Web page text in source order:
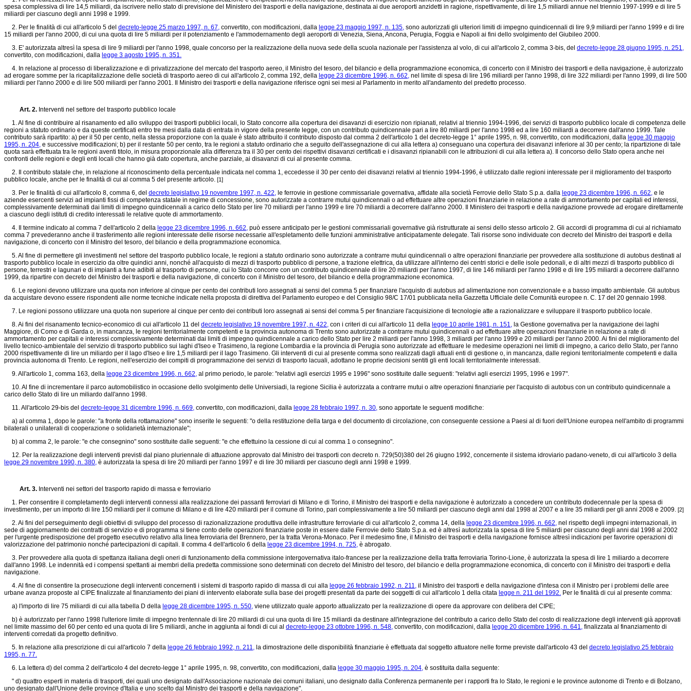
spesa complessiva di lire 14,5 miliardi, da iscrivere nello stato di previsione del Ministero dei trasporti e della navigazione, destinata ai due aeroporti anzidetti in ragione, rispettivamente, di lire 1,5 miliardi annue nel triennio 1997-1999 e di lire 5
miliardi per ciascuno degli anni 1998 e 1999.
2. Per le finalità di cui all'articolo 5 del decreto-legge 25 marzo 1997, n. 67, convertito, con modificazioni, dalla legge 23 maggio 1997, n. 135, sono autorizzati gli ulteriori limiti di impegno quindicennali di lire 9,9 miliardi per l'anno 1999 e di lire
15 miliardi per l'anno 2000, di cui una quota di lire 5 miliardi per il potenziamento e l'ammodernamento degli aeroporti di Venezia, Siena, Ancona, Perugia, Foggia e Napoli ai fini dello svolgimento del Giubileo 2000.
3. E' autorizzata altresì la spesa di lire 9 miliardi per l'anno 1998, quale concorso per la realizzazione della nuova sede della scuola nazionale per l'assistenza al volo, di cui all'articolo 2, comma 3-bis, del decreto-legge 28 giugno 1995, n. 251,
convertito, con modificazioni, dalla legge 3 agosto 1995, n. 351.
4. In relazione al processo di liberalizzazione e di privatizzazione del mercato del trasporto aereo, il Ministro del tesoro, del bilancio e della programmazione economica, di concerto con il Ministro dei trasporti e della navigazione, è autorizzato
ad erogare somme per la ricapitalizzazione delle società di trasporto aereo di cui all'articolo 2, comma 192, della legge 23 dicembre 1996, n. 662, nel limite di spesa di lire 196 miliardi per l'anno 1998, di lire 322 miliardi per l'anno 1999, di lire 500
miliardi per l'anno 2000 e di lire 500 miliardi per l'anno 2001. Il Ministro dei trasporti e della navigazione riferisce ogni sei mesi al Parlamento in merito all'andamento del predetto processo.
Art. 2. Interventi nel settore del trasporto pubblico locale
1. Al fine di contribuire al risanamento ed allo sviluppo dei trasporti pubblici locali, lo Stato concorre alla copertura dei disavanzi di esercizio non ripianati, relativi al triennio 1994-1996, dei servizi di trasporto pubblico locale di competenza delle
regioni a statuto ordinario e da queste certificati entro tre mesi dalla data di entrata in vigore della presente legge, con un contributo quindicennale pari a lire 80 miliardi per l'anno 1998 ed a lire 160 miliardi a decorrere dall'anno 1999. Tale
contributo sarà ripartito: a) per il 50 per cento, nella stessa proporzione con la quale è stato attribuito il contributo disposto dal comma 2 dell'articolo 1 del decreto-legge 1° aprile 1995, n. 98, convertito, con modificazioni, dalla legge 30 maggio
1995, n. 204, e successive modificazioni; b) per il restante 50 per cento, tra le regioni a statuto ordinario che a seguito dell'assegnazione di cui alla lettera a) conseguano una copertura dei disavanzi inferiore al 30 per cento; la ripartizione di tale
quota sarà effettuata tra le regioni aventi titolo, in misura proporzionale alla differenza tra il 30 per cento dei rispettivi disavanzi certificati e i disavanzi ripianabili con le attribuzioni di cui alla lettera a). Il concorso dello Stato opera anche nei
confronti delle regioni e degli enti locali che hanno già dato copertura, anche parziale, ai disavanzi di cui al presente comma.
2. Il contributo statale che, in relazione al riconoscimento della percentuale indicata nel comma 1, eccedesse il 30 per cento dei disavanzi relativi al triennio 1994-1996, è utilizzato dalle regioni interessate per il miglioramento del trasporto
pubblico locale, anche per le finalità di cui al comma 5 del presente articolo. [1]
3. Per le finalità di cui all'articolo 8, comma 6, del decreto legislativo 19 novembre 1997, n. 422, le ferrovie in gestione commissariale governativa, affidate alla società Ferrovie dello Stato S.p.a. dalla legge 23 dicembre 1996, n. 662, e le
aziende esercenti servizi ad impianti fissi di competenza statale in regime di concessione, sono autorizzate a contrarre mutui quindicennali o ad effettuare altre operazioni finanziarie in relazione a rate di ammortamento per capitali ed interessi,
complessivamente determinati dai limiti di impegno quindicennali a carico dello Stato per lire 70 miliardi per l'anno 1999 e lire 70 miliardi a decorrere dall'anno 2000. Il Ministero dei trasporti e della navigazione provvede ad erogare direttamente
a ciascuno degli istituti di credito interessati le relative quote di ammortamento.
4. Il termine indicato al comma 7 dell'articolo 2 della legge 23 dicembre 1996, n. 662, può essere anticipato per le gestioni commissariali governative già ristrutturate ai sensi dello stesso articolo 2. Gli accordi di programma di cui al richiamato
comma 7 prevederanno anche il trasferimento alle regioni interessate delle risorse necessarie all'espletamento delle funzioni amministrative anticipatamente delegate. Tali risorse sono individuate con decreto del Ministro dei trasporti e della
navigazione, di concerto con il Ministro del tesoro, del bilancio e della programmazione economica.
5. Al fine di permettere gli investimenti nel settore del trasporto pubblico locale, le regioni a statuto ordinario sono autorizzate a contrarre mutui quindicennali o altre operazioni finanziarie per provvedere alla sostituzione di autobus destinati al
trasporto pubblico locale in esercizio da oltre quindici anni, nonché all'acquisto di mezzi di trasporto pubblico di persone, a trazione elettrica, da utilizzare all'interno dei centri storici e delle isole pedonali, e di altri mezzi di trasporto pubblico di
persone, terrestri e lagunari e di impianti a fune adibiti al trasporto di persone, cui lo Stato concorre con un contributo quindicennale di lire 20 miliardi per l'anno 1997, di lire 146 miliardi per l'anno 1998 e di lire 195 miliardi a decorrere dall'anno
1999, da ripartire con decreto del Ministro dei trasporti e della navigazione, di concerto con il Ministro del tesoro, del bilancio e della programmazione economica.
6. Le regioni devono utilizzare una quota non inferiore al cinque per cento dei contributi loro assegnati ai sensi del comma 5 per finanziare l'acquisto di autobus ad alimentazione non convenzionale e a basso impatto ambientale. Gli autobus
da acquistare devono essere rispondenti alle norme tecniche indicate nella proposta di direttiva del Parlamento europeo e del Consiglio 98/C 17/01 pubblicata nella Gazzetta Ufficiale delle Comunità europee n. C. 17 del 20 gennaio 1998.
7. Le regioni possono utilizzare una quota non superiore al cinque per cento dei contributi loro assegnati ai sensi del comma 5 per finanziare l'acquisizione di tecnologie atte a razionalizzare e sviluppare il trasporto pubblico locale.
8. Ai fini del risanamento tecnico-economico di cui all'articolo 11 del decreto legislativo 19 novembre 1997, n. 422, con i criteri di cui all'articolo 11 della legge 10 aprile 1981, n. 151, la Gestione governativa per la navigazione dei laghi
Maggiore, di Como e di Garda o, in mancanza, le regioni territorialmente competenti e la provincia autonoma di Trento sono autorizzate a contrarre mutui quindicennali o ad effettuare altre operazioni finanziarie in relazione a rate di
ammortamento per capitali e interessi complessivamente determinati dai limiti di impegno quindicennale a carico dello Stato per lire 2 miliardi per l'anno 1998, 3 miliardi per l'anno 1999 e 20 miliardi per l'anno 2000. Ai fini del miglioramento del
livello tecnico-ambientale del servizio di trasporto pubblico sui laghi d'Iseo e Trasimeno, la regione Lombardia e la provincia di Perugia sono autorizzate ad effettuare le medesime operazioni nei limiti di impegno, a carico dello Stato, per l'anno
2000 rispettivamente di lire un miliardo per il lago d'Iseo e lire 1,5 miliardi per il lago Trasimeno. Gli interventi di cui al presente comma sono realizzati dagli attuali enti di gestione o, in mancanza, dalle regioni territorialmente competenti e dalla
provincia autonoma di Trento. Le regioni, nell'esercizio dei compiti di programmazione dei servizi di trasporto lacuali, adottano le proprie decisioni sentiti gli enti locali territorialmente interessati.
9. All'articolo 1, comma 163, della legge 23 dicembre 1996, n. 662, al primo periodo, le parole: "relativi agli esercizi 1995 e 1996" sono sostituite dalle seguenti: "relativi agli esercizi 1995, 1996 e 1997".
10. Al fine di incrementare il parco automobilistico in occasione dello svolgimento delle Universiadi, la regione Sicilia è autorizzata a contrarre mutui o altre operazioni finanziarie per l'acquisto di autobus con un contributo quindicennale a
carico dello Stato di lire un miliardo dall'anno 1998.
11. All'articolo 29-bis del decreto-legge 31 dicembre 1996, n. 669, convertito, con modificazioni, dalla legge 28 febbraio 1997, n. 30, sono apportate le seguenti modifiche:
a) al comma 1, dopo le parole: "a fronte della rottamazione" sono inserite le seguenti: "o della restituzione della targa e del documento di circolazione, con conseguente cessione a Paesi al di fuori dell'Unione europea nell'ambito di programmi
bilaterali o unilaterali di cooperazione o solidarietà internazionale";
b) al comma 2, le parole: "e che consegnino" sono sostituite dalle seguenti: "e che effettuino la cessione di cui al comma 1 o consegnino".
12. Per la realizzazione degli interventi previsti dal piano pluriennale di attuazione approvato dal Ministro dei trasporti con decreto n. 729(50)380 del 26 giugno 1992, concernente il sistema idroviario padano-veneto, di cui all'articolo 3 della
legge 29 novembre 1990, n. 380, è autorizzata la spesa di lire 20 miliardi per l'anno 1997 e di lire 30 miliardi per ciascuno degli anni 1998 e 1999.
Art. 3. Interventi nei settori del trasporto rapido di massa e ferroviario
1. Per consentire il completamento degli interventi connessi alla realizzazione dei passanti ferroviari di Milano e di Torino, il Ministro dei trasporti e della navigazione è autorizzato a concedere un contributo dodecennale per la spesa di
investimento, per un importo di lire 150 miliardi per il comune di Milano e di lire 420 miliardi per il comune di Torino, pari complessivamente a lire 50 miliardi per ciascuno degli anni dal 1998 al 2007 e a lire 35 miliardi per gli anni 2008 e 2009. [2]
2. Ai fini del perseguimento degli obiettivi di sviluppo del processo di razionalizzazione produttiva delle infrastrutture ferroviarie di cui all'articolo 2, comma 14, della legge 23 dicembre 1996, n. 662, nel rispetto degli impegni internazionali, in
sede di aggiornamento dei contratti di servizio e di programma si tiene conto delle operazioni finanziarie poste in essere dalle Ferrovie dello Stato S.p.a. ed è altresì autorizzata la spesa di lire 5 miliardi per ciascuno degli anni dal 1998 al 2002
per l'urgente predisposizione del progetto esecutivo relativo alla linea ferroviaria del Brennero, per la tratta Verona-Monaco. Per il medesimo fine, il Ministro dei trasporti e della navigazione fornisce altresì indicazioni per favorire operazioni di
valorizzazione del patrimonio nonché partecipazioni di capitali. Il comma 4 dell'articolo 6 della legge 23 dicembre 1994, n. 725, è abrogato.
3. Per provvedere alla quota di spettanza italiana degli oneri di funzionamento della commissione intergovernativa italo-francese per la realizzazione della tratta ferroviaria Torino-Lione, è autorizzata la spesa di lire 1 miliardo a decorrere
dall'anno 1998. Le indennità ed i compensi spettanti ai membri della predetta commissione sono determinati con decreto del Ministro del tesoro, del bilancio e della programmazione economica, di concerto con il Ministro dei trasporti e della
navigazione.
4. Al fine di consentire la prosecuzione degli interventi concernenti i sistemi di trasporto rapido di massa di cui alla legge 26 febbraio 1992, n. 211, il Ministro dei trasporti e della navigazione d'intesa con il Ministro per i problemi delle aree
urbane avanza proposte al CIPE finalizzate al finanziamento dei piani di intervento elaborate sulla base dei progetti presentati da parte dei soggetti di cui all'articolo 1 della citata legge n. 211 del 1992. Per le finalità di cui al presente comma:
a) l'importo di lire 75 miliardi di cui alla tabella D della legge 28 dicembre 1995, n. 550, viene utilizzato quale apporto attualizzato per la realizzazione di opere da approvare con delibera del CIPE;
b) è autorizzato per l'anno 1998 l'ulteriore limite di impegno trentennale di lire 20 miliardi di cui una quota di lire 15 miliardi da destinare all'integrazione del contributo a carico dello Stato del costo di realizzazione degli interventi già approvati
nel limite massimo del 60 per cento ed una quota di lire 5 miliardi, anche in aggiunta ai fondi di cui al decreto-legge 23 ottobre 1996, n. 548, convertito, con modificazioni, dalla legge 20 dicembre 1996, n. 641, finalizzata al finanziamento di
interventi corredati da progetto definitivo.
5. In relazione alla prescrizione di cui all'articolo 7 della legge 26 febbraio 1992, n. 211, la dimostrazione delle disponibilità finanziarie è effettuata dal soggetto attuatore nelle forme previste dall'articolo 43 del decreto legislativo 25 febbraio
1995, n. 77.
6. La lettera d) del comma 2 dell'articolo 4 del decreto-legge 1° aprile 1995, n. 98, convertito, con modificazioni, dalla legge 30 maggio 1995, n. 204, è sostituita dalla seguente:
" d) quattro esperti in materia di trasporti, dei quali uno designato dall'Associazione nazionale dei comuni italiani, uno designato dalla Conferenza permanente per i rapporti fra lo Stato, le regioni e le province autonome di Trento e di Bolzano,
uno designato dall'Unione delle province d'Italia e uno scelto dal Ministro dei trasporti e della navigazione".